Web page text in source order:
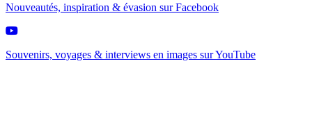
Nouveautés, inspiration & évasion surFacebook
Souvenirs, voyages & interviews en images surYouTube